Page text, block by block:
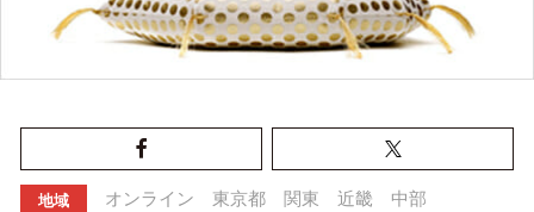
地域 オンライン 東京都 関東 近畿 中部